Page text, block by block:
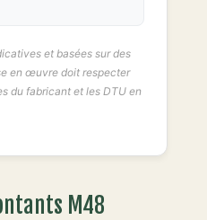
et basées sur des
en œuvre doit respecter
du fabricant et les DTU en
M48